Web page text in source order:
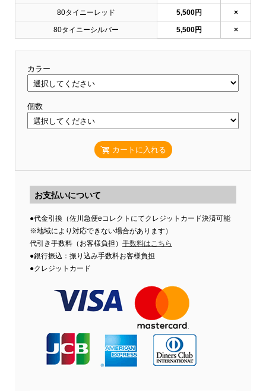
80タイニーレッド 5,500円 ×
80タイニーシルバー 5,500円 ×
カラー
個数
カートに入れる
お支払いについて
●代金引換（佐川急便eコレクトにてクレジットカード決済可能
※地域により対応できない場合があります）
代引き手数料（お客様負担） 手数料はこちら
●銀行振込：振り込み手数料お客様負担
●クレジットカード